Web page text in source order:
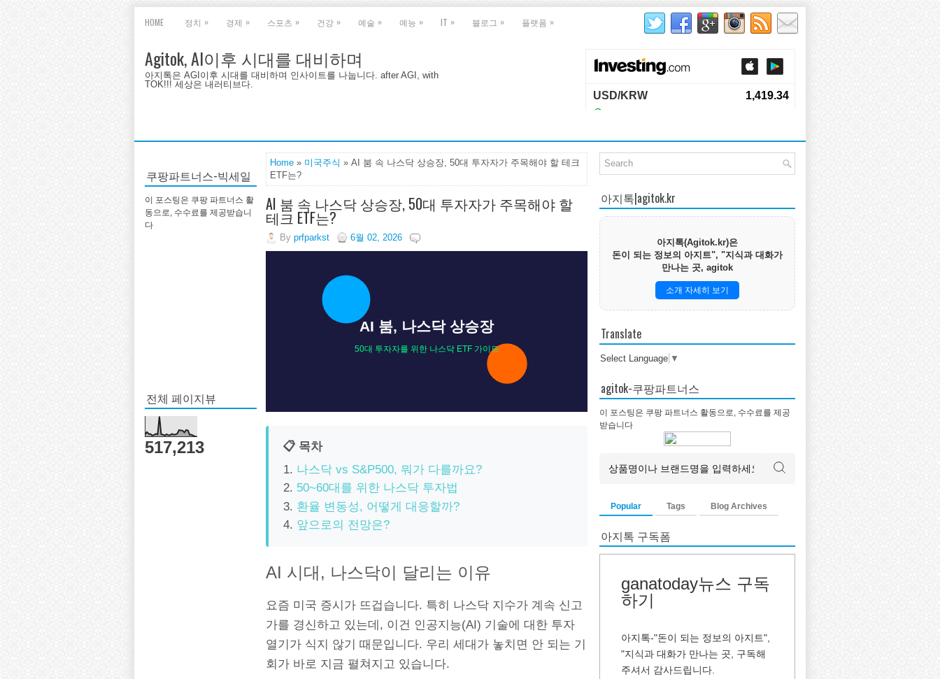
HOME 정치 » 경제 » 스포츠 » 건강 » 예술 » 예능 » IT » 블로그 » 플랫폼 »
Agitok, AI이후 시대를 대비하며
아지톡은 AGI이후 시대를 대비하며 인사이트를 나눕니다. after AGI, with
TOK!!! 세상은 내러티브다.
쿠팡파트너스-빅세일
이 포스팅은 쿠팡 파트너스 활
동으로, 수수료를 제공받습니
다
전체 페이지뷰
517,213
Home » 미국주식 » AI 붐 속 나스닥 상승장, 50대 투자자가 주목해야 할 테크
ETF는?
AI 붐 속 나스닥 상승장, 50대 투자자가 주목해야 할
테크 ETF는?
By prfparkst 6월 02, 2026
AI 붐, 나스닥 상승장
50대 투자자를 위한 나스닥 ETF 가이드
📋 목차
나스닥 vs S&P500, 뭐가 다를까요?
50~60대를 위한 나스닥 투자법
환율 변동성, 어떻게 대응할까?
앞으로의 전망은?
AI 시대, 나스닥이 달리는 이유
요즘 미국 증시가 뜨겁습니다. 특히 나스닥 지수가 계속 신고
가를 경신하고 있는데, 이건 인공지능(AI) 기술에 대한 투자
열기가 식지 않기 때문입니다. 우리 세대가 놓치면 안 되는 기
회가 바로 지금 펼쳐지고 있습니다.
아지톡|agitok.kr
아지톡(Agitok.kr)은
돈이 되는 정보의 아지트", "지식과 대화가
만나는 곳, agitok
소개 자세히 보기
Translate
Select Language ▼
agitok-쿠팡파트너스
이 포스팅은 쿠팡 파트너스 활동으로, 수수료를 제공
받습니다
Popular Tags Blog Archives
아지톡 구독폼
ganatoday뉴스 구독
하기
아지톡-"돈이 되는 정보의 아지트",
"지식과 대화가 만나는 곳, 구독해
주셔서 감사드립니다.